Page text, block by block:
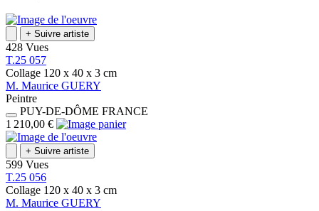
+ Suivre artiste
428 Vues
T.25 057
Collage 120 x 40 x 3 cm
M. Maurice GUERY
Peintre
PUY-DE-DÔME FRANCE
1 210,00 €
+ Suivre artiste
599 Vues
T.25 056
Collage 120 x 40 x 3 cm
M. Maurice GUERY